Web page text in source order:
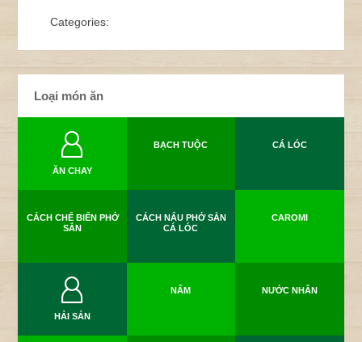
Categories:
Loại món ăn
ĂN CHAY
BẠCH TUỘC CÁ LÓC
CÁCH CHẾ BIẾN PHỞ
SẮN
CÁCH NẤU PHỞ SẮN
CÁ LÓC
CAROMI
HẢI SẢN
NẤM NƯỚC NHÂN